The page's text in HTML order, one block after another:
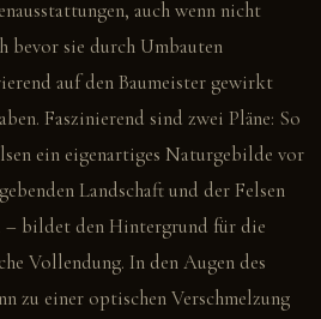
auch wenn nicht
bevor sie durch Umbauten
auf den Baumeister gewirkt
Faszinierend sind zwei Pläne: So
ein eigenartiges Naturgebilde vor
Landschaft und der Felsen
– bildet den Hintergrund für die
Vollendung. In den Augen des
zu einer optischen Verschmelzung